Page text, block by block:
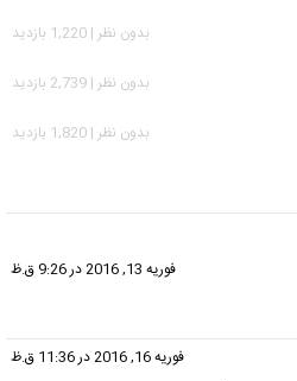
بدون نظر | 1,220 بازدید
بدون نظر | 2,739 بازدید
بدون نظر | 1,820 بازدید
فوریه 13, 2016 در 9:26 ق.ظ
فوریه 16, 2016 در 11:36 ق.ظ